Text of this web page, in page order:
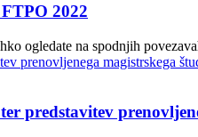
2022
ogledate na spodnjih
predstavitev